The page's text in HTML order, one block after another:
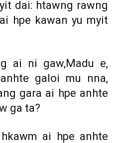
dai: htawng rawng
hpe kawan yu myit
ai ni gaw,Madu e,
galoi mu nna,
gara ai hpe anhte
ga ta?
ai hpe anhte